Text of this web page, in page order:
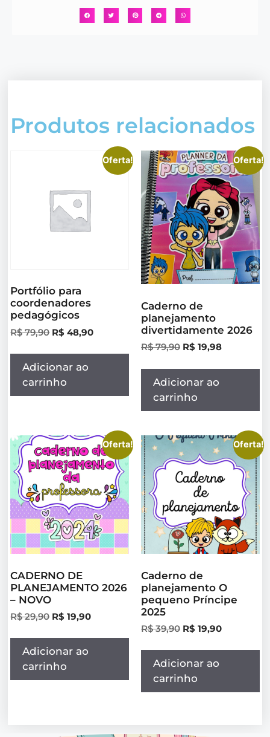
Produtos relacionados
Oferta!
Portfólio para
coordenadores
pedagógicos
R$79,90 R$ 48,90
Adicionar ao
carrinho
Oferta!
Caderno de
planejamento
divertidamente 2026
R$79,90 R$ 19,98
Adicionar ao
carrinho
Oferta!
CADERNO DE
PLANEJAMENTO 2026
– NOVO
R$29,90 R$ 19,90
Adicionar ao
carrinho
Oferta!
Caderno de
planejamento O
pequeno Príncipe
2025
R$39,90 R$ 19,90
Adicionar ao
carrinho